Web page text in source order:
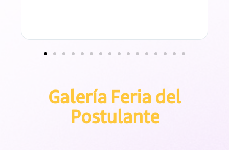
Galería Feria del
Postulante